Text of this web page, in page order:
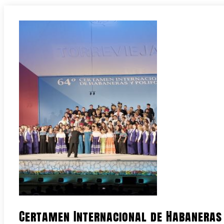
Certamen Internacional de